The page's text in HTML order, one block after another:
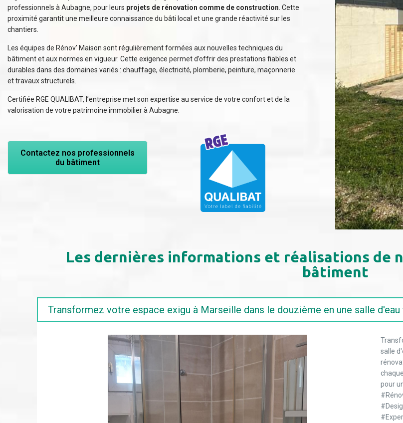
professionnels à Aubagne, pour leurs projets de rénovation comme de construction . Cette
proximité garantit une meilleure connaissance du bâti local et une grande réactivité sur les
chantiers.
Les équipes de Rénov’ Maison sont régulièrement formées aux nouvelles techniques du
bâtiment et aux normes en vigueur. Cette exigence permet d’offrir des prestations fiables et
durables dans des domaines variés : chauffage, électricité, plomberie, peinture, maçonnerie
et travaux structurels.
Certifiée RGE QUALIBAT, l’entreprise met son expertise au service de votre confort et de la
valorisation de votre patrimoine immobilier à Aubagne.
Contactez nos professionnels
du bâtiment
Les dernières informations et réalisations de
bâtiment
Transformez votre espace exigu à Marseille dans le douzième
salle
pour